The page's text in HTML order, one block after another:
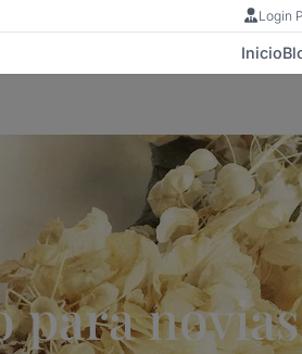
Login
Uruguay
Inicio
para